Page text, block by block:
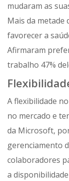
mudaram as
Mais da metade
favorecer a
Afirmaram
trabalho 47%
A flexibilidade
no mercado e
da Microsoft,
gerenciamento
colaboradores
a